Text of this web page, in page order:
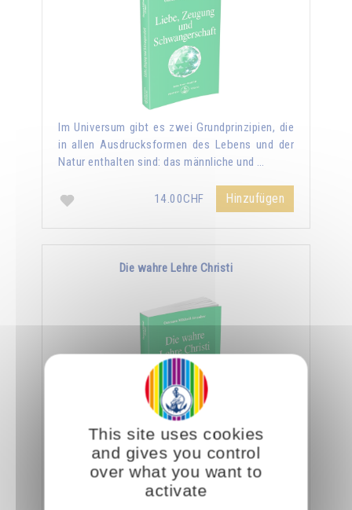
Im Universum gibt es zwei Grundprinzipien, die
in allen Ausdrucksformen des Lebens und der
Natur enthalten sind: das männliche und …
14.00CHF Hinzufügen
Die wahre Lehre Christi
Omraam Mikhaël Aïvanhov zufolge ist die
ganze Lehre Christi in den wenigen Zeilen des
Vaterunser enthalten. Er sagt: "Ein Eingeweihter
This site uses cookies
and gives you control
over what you want to
activate